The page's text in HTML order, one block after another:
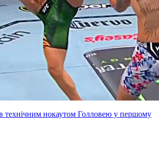
технічним нокаутом Голловею у першому